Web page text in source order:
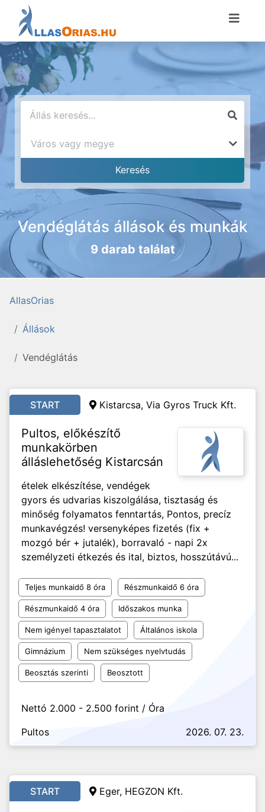
Vendéglátás állások és munkák
9 darab találat
AllasOrias
Állások
Vendéglátás
START Kistarcsa, Via Gyros Truck Kft.
Pultos, előkészítő
munkakörben
álláslehetőség Kistarcsán
ételek elkészítése, vendégek
gyors és udvarias kiszolgálása, tisztaság és
minőség folyamatos fenntartás, Pontos, precíz
munkavégzés! versenyképes fizetés (fix +
mozgó bér + jutalék), borravaló - napi 2x
személyzeti étkezés és ital, biztos, hosszútávú...
Teljes munkaidő 8 óra Részmunkaidő 6 óra
Részmunkaidő 4 óra Időszakos munka
Nem igényel tapasztalatot Általános iskola
Gimnázium Nem szükséges nyelvtudás
Beosztás szerinti Beosztott
Nettó 2.000 - 2.500 forint / Óra
Pultos
2026. 07. 23.
START Eger, HEGZON Kft.